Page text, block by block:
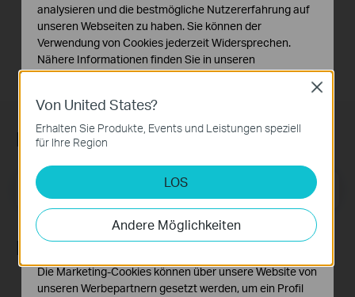
Newsletter abonnieren
E-Mail-Adresse Registrieren
Folge uns
Von United States?
Erhalten Sie Produkte, Events und Leistungen speziell
für Ihre Region
LOS
Andere Möglichkeiten
Close
analysieren und die bestmögliche Nutzererfahrung auf
unseren Webseiten zu haben. Sie können der
Verwendung von Cookies jederzeit Widersprechen.
Nähere Informationen finden Sie in unseren
Datenschutzhinweisen.
Notwendige Cookies
erforderlich und können in Ihren Systemen nicht
Analyse- und Marketing-Cookies
Analyse-Cookies ermöglichen es uns, Ihre Aktivitäten
auf unserer Website zu analysieren, um die
Funktionsweise unserer Website zu verbessern und
Die Marketing-Cookies können über unsere Website von
unseren Werbepartnern gesetzt werden, um ein Profil